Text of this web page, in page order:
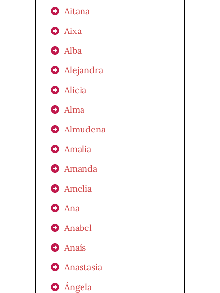
Aitana
Aixa
Alba
Alejandra
Alicia
Alma
Almudena
Amalia
Amanda
Amelia
Ana
Anabel
Anaís
Anastasia
Ángela